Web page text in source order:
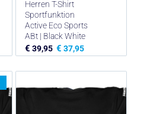
Herren T-Shirt
Sportfunktion
Active Eco Sports
ABt | Black White
€ 39,95 € 37,95